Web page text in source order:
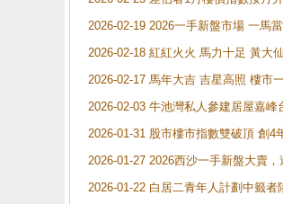
2026-02-19 2026一手新盤市場 一馬
2026-02-18 紅紅火火 馬力十足 黃大
2026-02-17 馬年大吉 吉星高照 樓市
2026-02-03 牛池灣私人參建居屋嘉
2026-01-31 股市樓市指數雙破頂 創
2026-01-27 2026西沙一手新盤大賣
2026-01-22 白居二青年人計劃中籤